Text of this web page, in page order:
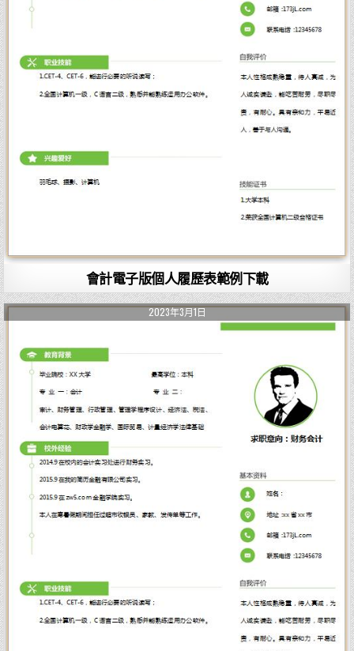
會計電子版個人履歷表範例下載
2023年3月1日